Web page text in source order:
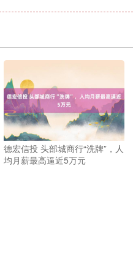
德宏信投 头部城商行“洗牌”，人
均月薪最高逼近5万元